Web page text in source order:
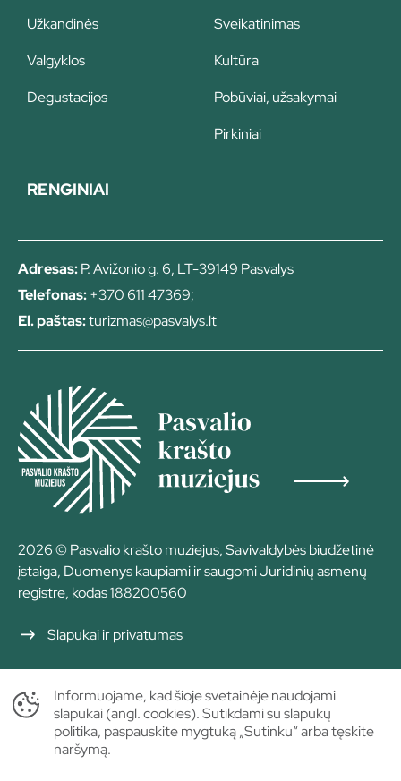
Užkandinės
Valgyklos
Degustacijos
Sveikatinimas
Kultūra
Pobūviai, užsakymai
Pirkiniai
RENGINIAI
Adresas:P. Avižonio g. 6, LT-39149 Pasvalys
Telefonas:+370 611 47369;
El. paštas:turizmas@pasvalys.lt
2026 © Pasvalio krašto muziejus, Savivaldybės biudžetinė
įstaiga, Duomenys kaupiami ir saugomi Juridinių asmenų
registre, kodas 188200560
Slapukai ir privatumas
Sprendimas:
Informuojame, kad šioje svetainėje naudojami
slapukai (angl. cookies). Sutikdami su slapukų
politika, paspauskite mygtuką „Sutinku“ arba tęskite
naršymą.